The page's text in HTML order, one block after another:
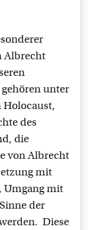
Albrecht
unter
Holocaust,
des
die
von Albrecht
mit
Umgang mit
der
Diese